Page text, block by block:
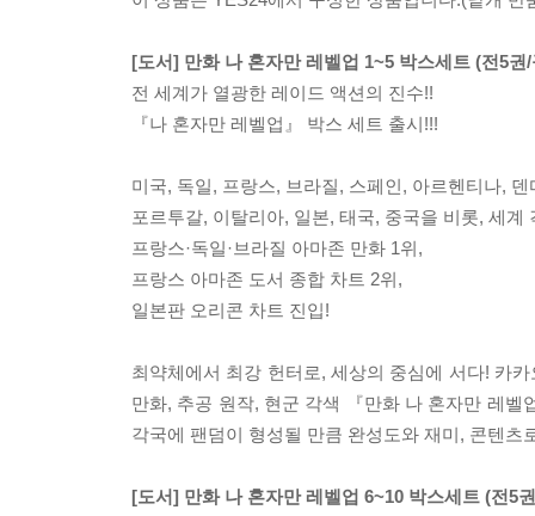
[도서] 만화 나 혼자만 레벨업 1~5 박스세트 (전5
전 세계가 열광한 레이드 액션의 진수!!
『나 혼자만 레벨업』 박스 세트 출시!!!
미국, 독일, 프랑스, 브라질, 스페인, 아르헨티나,
포르투갈, 이탈리아, 일본, 태국, 중국을 비롯, 세계
프랑스·독일·브라질 아마존 만화 1위,
프랑스 아마존 도서 종합 차트 2위,
일본판 오리콘 차트 진입!
최약체에서 최강 헌터로, 세상의 중심에 서다! 카
만화, 추공 원작, 현군 각색 『만화 나 혼자만 레
각국에 팬덤이 형성될 만큼 완성도와 재미, 콘텐츠
[도서] 만화 나 혼자만 레벨업 6~10 박스세트 (전5